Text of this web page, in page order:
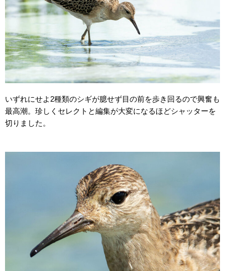
いずれにせよ2種類のシギが臆せず目の前を歩き回るので興奮も
最高潮。珍しくセレクトと編集が大変になるほどシャッターを
切りました。